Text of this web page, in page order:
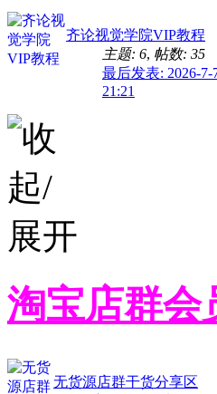
齐论视觉学院VIP教程
主题: 6, 帖数: 35
最后发表: 2026-7-
21:21
淘宝店群会
无货源店群干货分享区